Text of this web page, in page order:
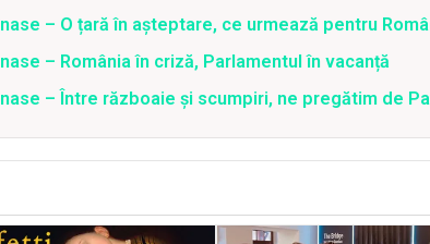
– O țară în așteptare, ce urmează pentru
– România în criză, Parlamentul în vacanță
– Între războaie și scumpiri, ne pregătim de